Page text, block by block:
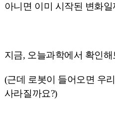
아니면 이미 시작된 변화일
지금, 오늘과학에서 확인해
(근데 로봇이 들어오면 우
사라질까요?)